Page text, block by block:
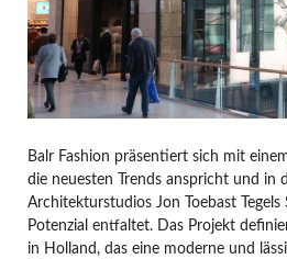
Balr Fashion präsentiert sich mit
die neuesten Trends anspricht und in
Architekturstudios Jon Toebast Tegels
Potenzial entfaltet. Das Projekt
in Holland, das eine moderne und